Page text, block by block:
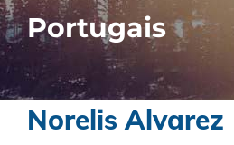
Portugais
Norelis Alvarez